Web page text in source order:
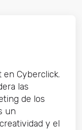
Cyberclick.
las
de los
un
y el